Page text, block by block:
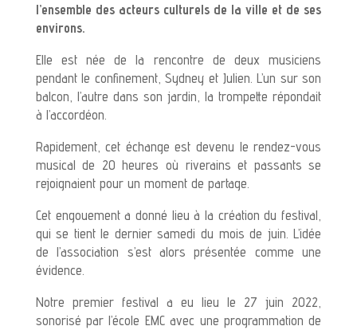
l’ensemble des acteurs culturels de la ville et de ses
environs.
Elle est née de la rencontre de deux musiciens
pendant le confinement, Sydney et Julien. L’un sur son
balcon, l’autre dans son jardin, la trompette répondait
à l’accordéon.
Rapidement, cet échange est devenu le rendez-vous
musical de 20 heures où riverains et passants se
rejoignaient pour un moment de partage.
Cet engouement a donné lieu à la création du festival,
qui se tient le dernier samedi du mois de juin. L’idée
de l’association s’est alors présentée comme une
évidence.
Notre premier festival a eu lieu le 27 juin 2022,
sonorisé par l’école EMC avec une programmation de